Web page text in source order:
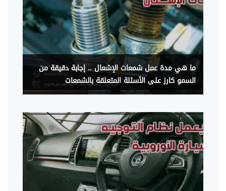
ما هي مدة عمل شمعات الإشعال .. إجابة دقيقة من
السمو كارز على الأسئلة المتعلقة بالشمعات